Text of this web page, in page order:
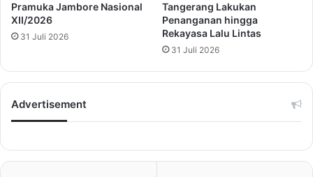
Pramuka Jambore Nasional
XII/2026
31 Juli 2026
Tangerang Lakukan
Penanganan hingga
Rekayasa Lalu Lintas
31 Juli 2026
Advertisement